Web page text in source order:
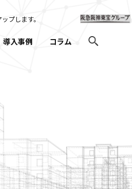
プします。
導入事例 コラム